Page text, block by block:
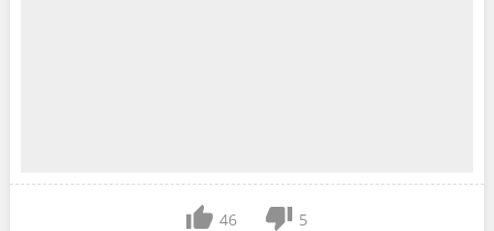
46
5